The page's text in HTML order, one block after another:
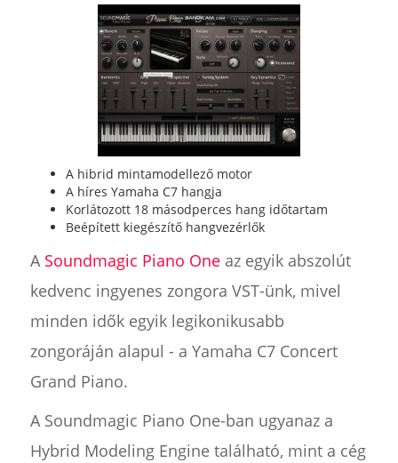
A hibrid mintamodellező motor
A híres Yamaha C7 hangja
Korlátozott 18 másodperces hang időtartam
Beépített kiegészítő hangvezérlők
A Soundmagic Piano Oneaz egyik abszolút
kedvenc ingyenes zongora VST-ünk, mivel
minden idők egyik legikonikusabb
zongoráján alapul - a Yamaha C7 Concert
Grand Piano.
A Soundmagic Piano One-ban ugyanaz a
Hybrid Modeling Engine található, mint a cég